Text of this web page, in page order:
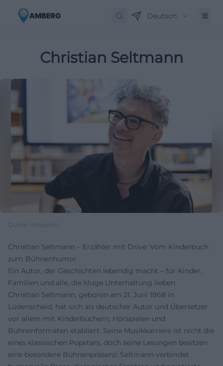
Deutsch
Christian Seltmann
Quelle: Wikipedia
Christian Seltmann – Erzähler mit Drive: Vom Kinderbuch
zum Bühnenhumor
Ein Autor, der Geschichten lebendig macht – für Kinder,
Familien und alle, die kluge Unterhaltung lieben
Christian Seltmann, geboren am 21. Juni 1968 in
Lüdenscheid, hat sich als deutscher Autor und Übersetzer
vor allem mit Kinderbüchern, Hörspielen und
Bühnenformaten etabliert. Seine Musikkarriere ist nicht die
eines klassischen Popstars, doch seine Lesungen besitzen
eine besondere Bühnenpräsenz: Seltmann verbindet